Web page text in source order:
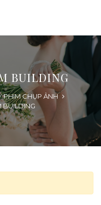
BUILDING
PHIM CHỤP ẢNH
BUILDING